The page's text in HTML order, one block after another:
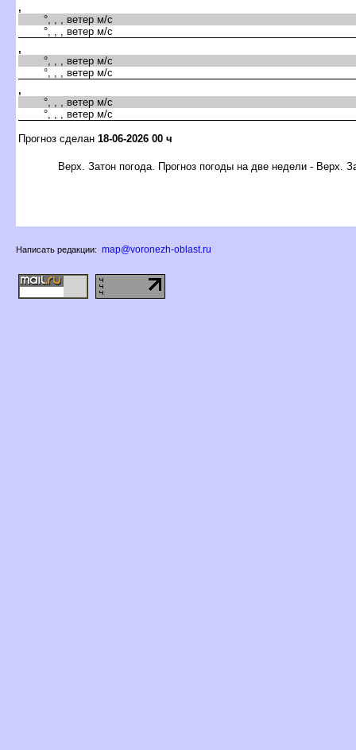
,
°, , , ветер м/с
°, , , ветер м/с
,
°, , , ветер м/с
°, , , ветер м/с
,
°, , , ветер м/с
°, , , ветер м/с
Прогноз сделан 18-06-2026 00 ч
ерх. Затон погода. Прогноз погоды на две недели - Верх.
Написать редакции: map@voronezh-oblast.ru